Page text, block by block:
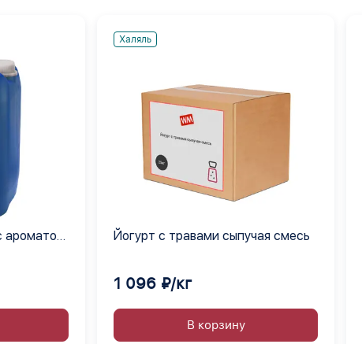
ароматом
Халяль
Йогурт с травами сыпучая смесь
1 096 ₽/кг
В корзину